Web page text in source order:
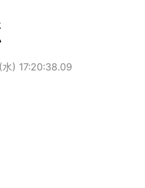
) 17:20:38.09